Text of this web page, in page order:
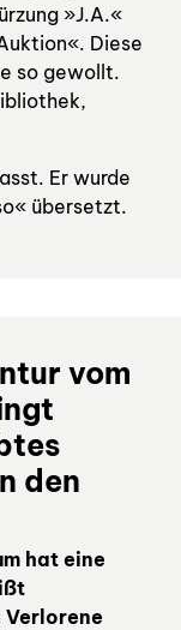
»J.A.«
Diese
so gewollt.
Er wurde
übersetzt.
vom
den
hat eine